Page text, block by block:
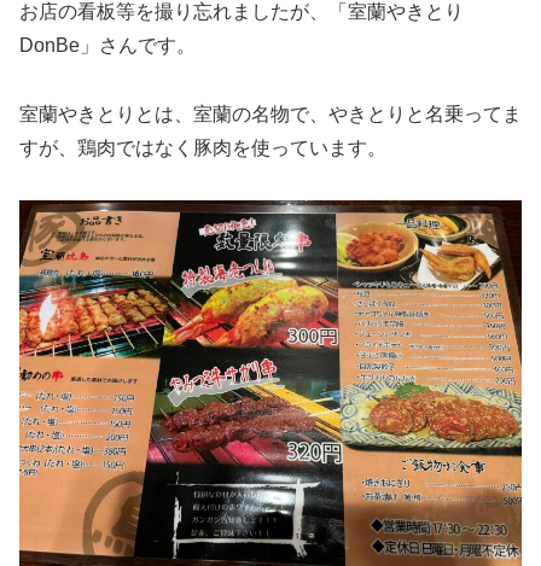
お店の看板等を撮り忘れましたが、「室蘭やきとり
DonBe」さんです。
室蘭やきとりとは、室蘭の名物で、やきとりと名乗ってま
すが、鶏肉ではなく豚肉を使っています。